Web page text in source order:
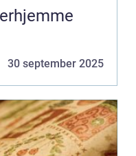
30 september 2025